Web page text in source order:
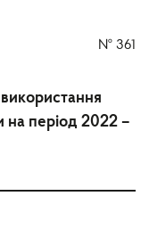
№ 361
на період 2022 –